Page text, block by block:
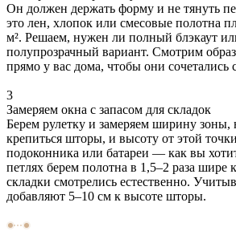
Он должен держать форму и не тянуть
это лен, хлопок или смесовые полотна
м². Решаем, нужен ли полный блэкаут
полупрозрачный вариант. Смотрим
прямо у вас дома, чтобы они сочетались
3
Замеряем окна с запасом для складок
Берем рулетку и замеряем ширину зоны,
крепиться шторы, и высоту от этой
подоконника или батареи — как вы
петлях берем полотна в 1,5–2 раза шире
складки смотрелись естественно.
добавляют 5–10 см к высоте шторы.